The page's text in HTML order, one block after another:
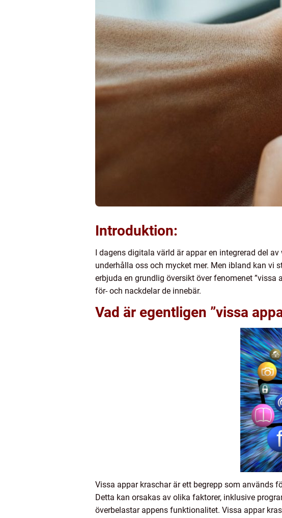
Introduktion:
I dagens digitala värld är appar en integrerad del
underhålla oss och mycket mer. Men ibland kan vi
erbjuda en grundlig översikt över fenomenet ”vissa
för- och nackdelar de innebär.
Vad är egentligen ”vissa
Vissa appar kraschar är ett begrepp som används
Detta kan orsakas av olika faktorer, inklusive
överbelastar appens funktionalitet. Vissa appar